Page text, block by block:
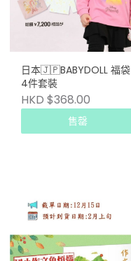
日本🇯🇵BABYDOLL 福袋
4件套裝
HKD $368.00
售罄